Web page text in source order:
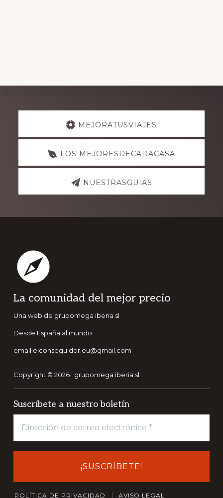
Explore
MEJORATUSVIAJES
LOS MEJORESDECADACASA
NUESTRASGUIAS
Footer
La comunidad del mejor precio
Una web de grupomega iberia sl
Desde España al mundo
email:elconseguidor.eu@gmail.com
Copyright © 2026 · grupomega iberia sl
Suscríbete a nuestro boletín
POLÍTICA DE PRIVACIDAD AVISO LEGAL